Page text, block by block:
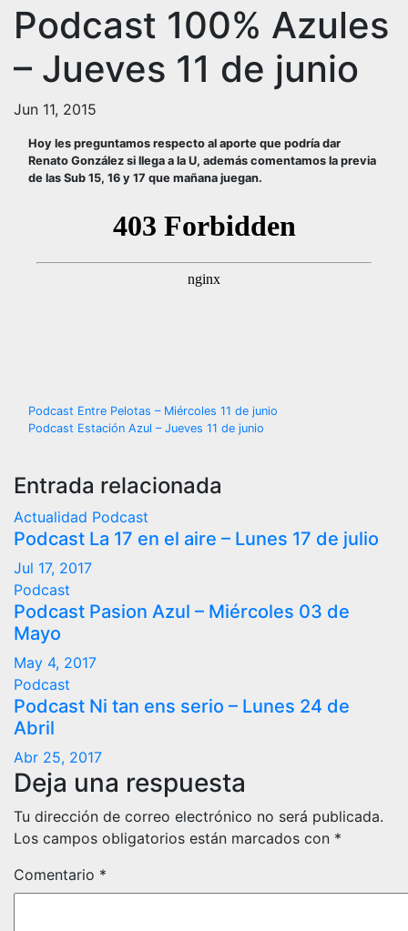
Podcast 100% Azules
– Jueves 11 de junio
Jun 11, 2015
Hoy les preguntamos respecto al aporte que podría dar
Renato González si llega a la U, además comentamos la previa
de las Sub 15, 16 y 17 que mañana juegan.
Navegación
entradas
Podcast Entre Pelotas – Miércoles 11 de junio
Podcast Estación Azul – Jueves 11 de junio
Entrada relacionada
Actualidad Podcast
Podcast La 17 en el aire – Lunes 17 de julio
Jul 17, 2017
Podcast
Podcast Pasion Azul – Miércoles 03 de
Mayo
May 4, 2017
Podcast
Podcast Ni tan ens serio – Lunes 24 de
Abril
Abr 25, 2017
Deja una respuesta
Tu dirección de correo electrónico no será publicada.
Los campos obligatorios están marcados con *
Comentario *